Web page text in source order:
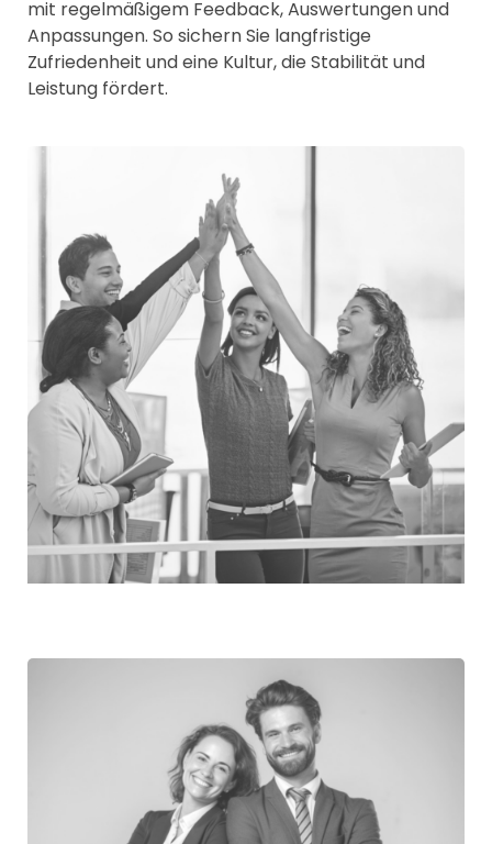
mit regelmäßigem Feedback, Auswertungen und
Anpassungen. So sichern Sie langfristige
Zufriedenheit und eine Kultur, die Stabilität und
Leistung fördert.